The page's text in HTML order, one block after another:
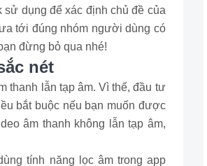
sử dụng để xác định chủ đề của
tới đúng nhóm người dùng có
đừng bỏ qua nhé!
nét
thanh lẫn tạp âm. Vì thế, đầu tư
bắt buộc nếu bạn muốn được
âm thanh không lẫn tạp âm,
tính năng lọc âm trong app